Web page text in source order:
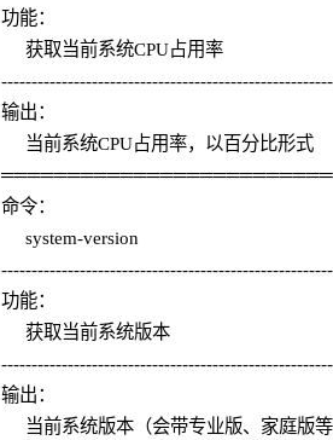
功能：
获取当前系统CPU占用率
输出：
当前系统CPU占用率，以百分比形式
命令：
system-version
功能：
获取当前系统版本
输出：
当前系统版本（会带专业版、家庭版等